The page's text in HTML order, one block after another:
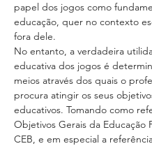
papel dos jogos como
educação, quer no contexto
fora dele.
No entanto, a verdadeira
educativa dos jogos é
meios através dos quais o
procura atingir os seus
educativos. Tomando como
Objetivos Gerais da Educação
CEB, e em especial a